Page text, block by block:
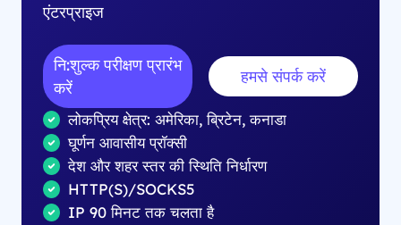
एंटरप्राइज
नि:शुल्क परीक्षण प्रारंभ
करें
हमसे संपर्क करें
लोकप्रिय क्षेत्र: अमेरिका, ब्रिटेन, कनाडा
घूर्णन आवासीय प्रॉक्सी
देश और शहर स्तर की स्थिति निर्धारण
HTTP(S)/SOCKS5
IP 90 मिनट तक चलता है